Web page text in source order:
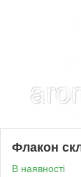
Флакон
В наявності